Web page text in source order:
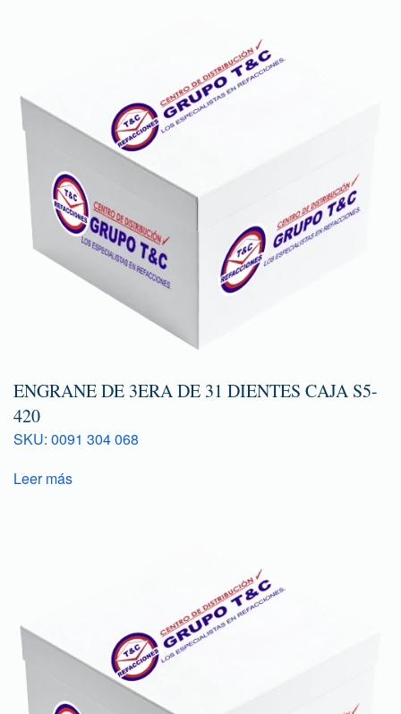
ENGRANE DE 3ERA DE 31 DIENTES CAJA S5-
420
SKU: 0091 304 068
Leer más